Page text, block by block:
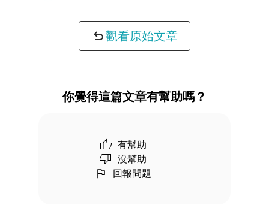
觀看原始文章
你覺得這篇文章有幫助嗎？
有幫助
沒幫助
回報問題